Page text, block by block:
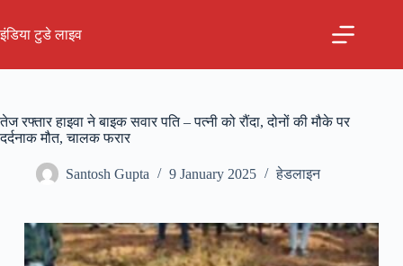
content
इंडिया टुडे लाइव
तेज रफ्तार हाइवा ने बाइक सवार पति – पत्नी को रौंदा, दोनों की मौके पर
दर्दनाक मौत, चालक फरार
Santosh Gupta 9 January 2025 हेडलाइन